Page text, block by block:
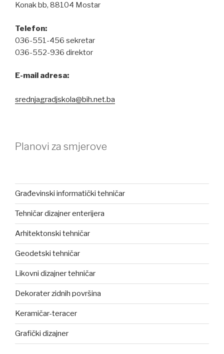
Konak bb, 88104 Mostar
Telefon:
036-551-456 sekretar
036-552-936 direktor
E-mail adresa:
srednjagradjskola@bih.net.ba
Planovi za smjerove
Građevinski informatički tehničar
Tehničar dizajner enterijera
Arhitektonski tehničar
Geodetski tehničar
Likovni dizajner tehničar
Dekorater zidnih površina
Keramičar-teracer
Grafički dizajner